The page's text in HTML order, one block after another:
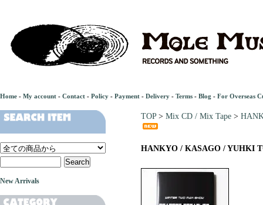
Home - My account - Contact - Policy - Payment - Delivery - Terms - Blog - For Overseas
TOP> Mix CD / Mix Tape >
HANKYO / KASAGO / YUHKI
New Arrivals